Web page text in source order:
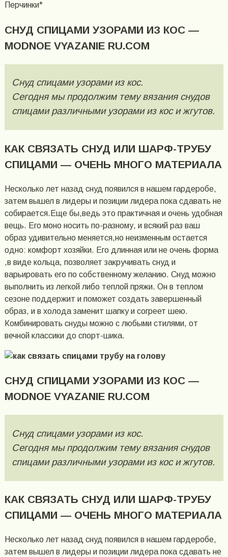
Перчинки*
СНУД СПИЦАМИ УЗОРАМИ ИЗ КОС —
MODNOE VYAZANIE RU.COM
Снуд спицами узорами из кос.
Сегодня мы продолжим тему вязания снудов
спицами различными узорами из кос и жгутов.
КАК СВЯЗАТЬ СНУД ИЛИ ШАРФ-ТРУБУ
СПИЦАМИ — ОЧЕНЬ МНОГО МАТЕРИАЛА
Несколько лет назад снуд появился в нашем гардеробе,
затем вышел в лидеры и позиции лидера пока сдавать не
собирается.Еще бы,ведь это практичная и очень удобная
вещь. Его моно носить по-разному, и всякий раз ваш
образ удивительно меняется,но неизменным остается
одно: комфорт хозяйки. Его длинная или не очень форма
,в виде кольца, позволяет закручивать снуд и
варьировать его по собственному желанию. Снуд можно
выполнить из легкой либо теплой пряжи. Он в теплом
сезоне поддержит и поможет создать завершенный
образ, и в холода заменит шапку и согреет шею.
Комбинировать снуды можно с любыми стилями, от
вечной классики до спорт-шика.
СНУД СПИЦАМИ УЗОРАМИ ИЗ КОС —
MODNOE VYAZANIE RU.COM
Снуд спицами узорами из кос.
Сегодня мы продолжим тему вязания снудов
спицами различными узорами из кос и жгутов.
КАК СВЯЗАТЬ СНУД ИЛИ ШАРФ-ТРУБУ
СПИЦАМИ — ОЧЕНЬ МНОГО МАТЕРИАЛА
Несколько лет назад снуд появился в нашем гардеробе,
затем вышел в лидеры и позиции лидера пока сдавать не